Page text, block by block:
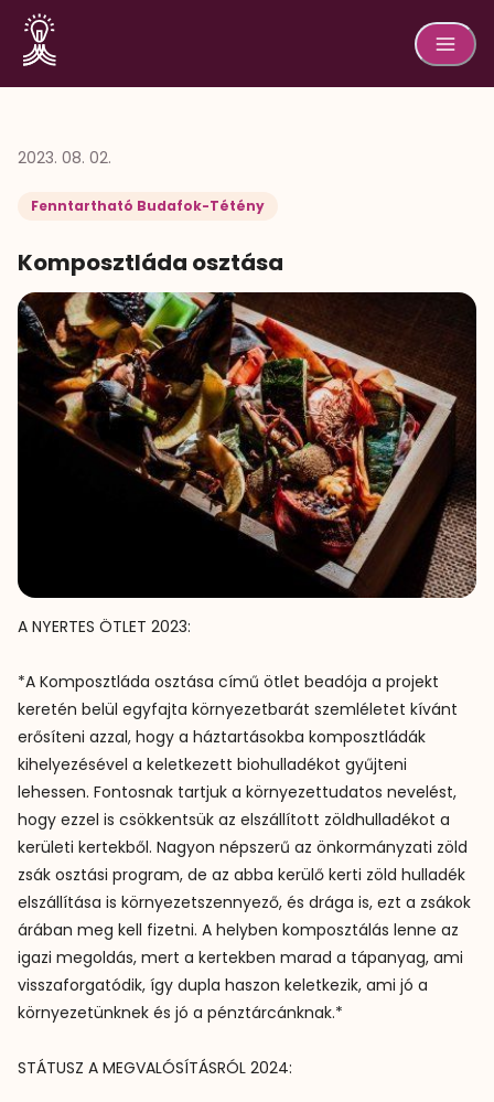
2023. 08. 02.
Fenntartható Budafok-Tétény
Komposztláda osztása
A NYERTES ÖTLET 2023:
*A Komposztláda osztása című ötlet beadója a projekt
keretén belül egyfajta környezetbarát szemléletet kívánt
erősíteni azzal, hogy a háztartásokba komposztládák
kihelyezésével a keletkezett biohulladékot gyűjteni
lehessen. Fontosnak tartjuk a környezettudatos nevelést,
hogy ezzel is csökkentsük az elszállított zöldhulladékot a
kerületi kertekből. Nagyon népszerű az önkormányzati zöld
zsák osztási program, de az abba kerülő kerti zöld hulladék
elszállítása is környezetszennyező, és drága is, ezt a zsákok
árában meg kell fizetni. A helyben komposztálás lenne az
igazi megoldás, mert a kertekben marad a tápanyag, ami
visszaforgatódik, így dupla haszon keletkezik, ami jó a
környezetünknek és jó a pénztárcánknak.*
STÁTUSZ A MEGVALÓSÍTÁSRÓL 2024: